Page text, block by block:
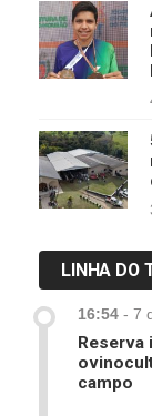
LINHA DO
16:54 - 7
Reserva
campo